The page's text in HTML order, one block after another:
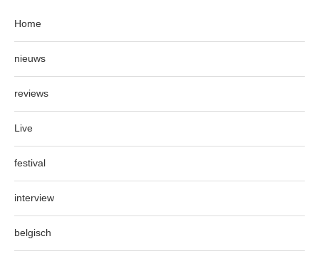
Home
nieuws
reviews
Live
festival
interview
belgisch